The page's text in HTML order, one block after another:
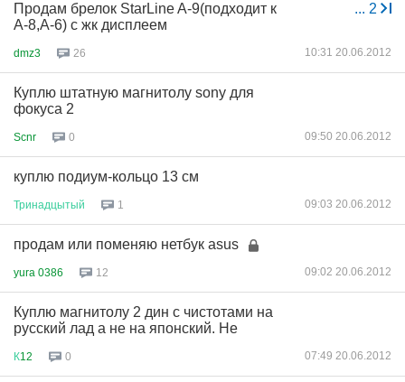
... 2
Продам брелок StarLine A-9(подходит к
А-8,А-6) с жк дисплеем
dmz3 26 10:31 20.06.2012
Куплю штатную магнитолу sony для
фокуса 2
Scnr 0 09:50 20.06.2012
куплю подиум-кольцо 13 см
Тринадцытый 1 09:03 20.06.2012
продам или поменяю нетбук asus
yura 0386 12 09:02 20.06.2012
Куплю магнитолу 2 дин с чистотами на
русский лад а не на японский. Не
К12 0 07:49 20.06.2012